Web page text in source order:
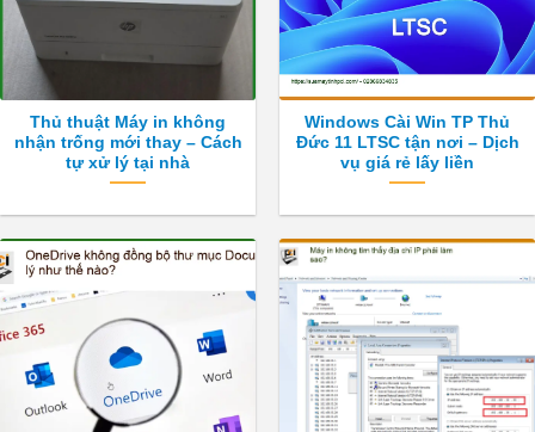
Thủ thuật Máy in không
nhận trống mới thay – Cách
tự xử lý tại nhà
Windows Cài Win TP Thủ
Đức 11 LTSC tận nơi – Dịch
vụ giá rẻ lấy liền